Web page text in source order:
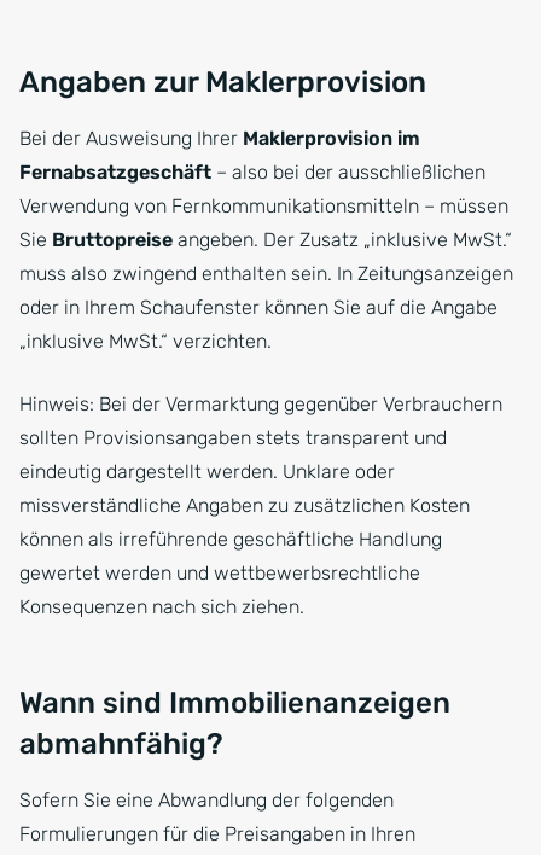
Angaben zur Maklerprovision
Bei der Ausweisung Ihrer Maklerprovision im
Fernabsatzgeschäft – also bei der ausschließlichen
Verwendung von Fernkommunikationsmitteln – müssen
Sie Bruttopreise angeben. Der Zusatz „inklusive MwSt.“
muss also zwingend enthalten sein. In Zeitungsanzeigen
oder in Ihrem Schaufenster können Sie auf die Angabe
„inklusive MwSt.“ verzichten.
Hinweis: Bei der Vermarktung gegenüber Verbrauchern
sollten Provisionsangaben stets transparent und
eindeutig dargestellt werden. Unklare oder
missverständliche Angaben zu zusätzlichen Kosten
können als irreführende geschäftliche Handlung
gewertet werden und wettbewerbsrechtliche
Konsequenzen nach sich ziehen.
Wann sind Immobilienanzeigen
abmahnfähig?
Sofern Sie eine Abwandlung der folgenden
Formulierungen für die Preisangaben in Ihren